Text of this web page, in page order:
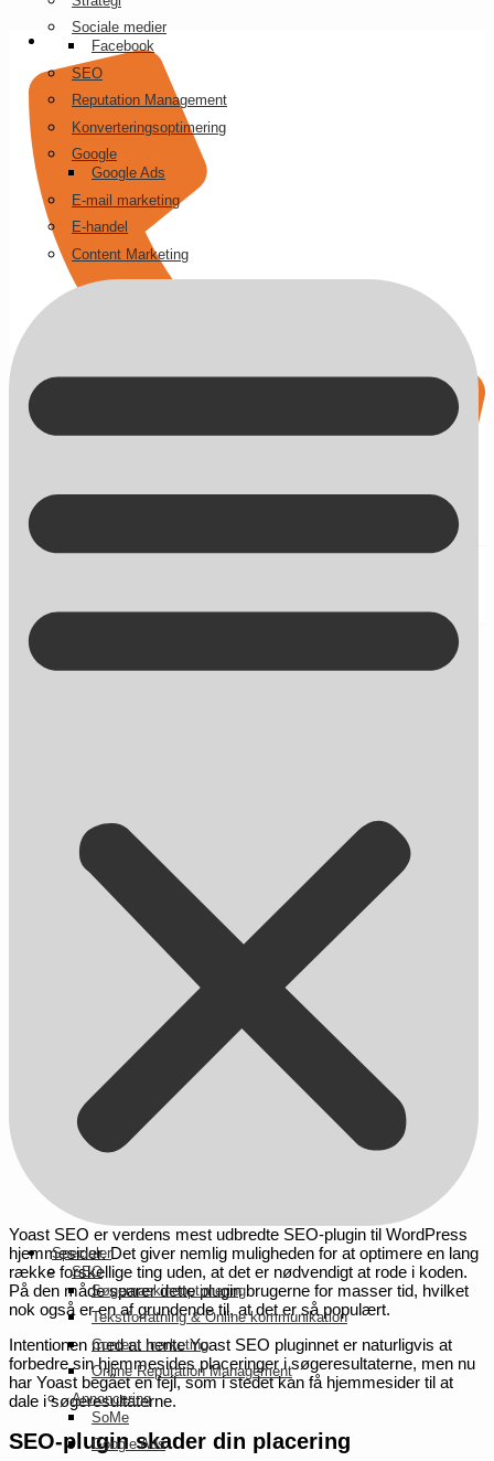
Kontakt på +45 70 13 63 23
Sociale medier
Facebook
SEO
Reputation Management
Konverteringsoptimering
Google
Google Ads
E-mail marketing
E-handel
Content Marketing
Specialer
SEO
Søgemaskineoptimering
Tekstforfatning & Online kommunikation
Content marketing
Online Reputation Management
Annoncering
SoMe
Google Ads
Fejl i Yoast SEO-plugin kan skade din
Yoast SEO er verdens mest udbredte SEO-plugin til WordPress
hjemmesider. Det giver nemlig muligheden for at optimere en lang
række forskellige ting uden, at det er nødvendigt at rode i koden.
På den måde sparer dette plugin brugerne for masser tid, hvilket
nok også er en af grundende til, at det er så populært.
Intentionen med at hente Yoast SEO pluginnet er naturligvis at
forbedre sin hjemmesides placeringer i søgeresultaterne, men nu
har Yoast begået en fejl, som i stedet kan få hjemmesider til at
dale i søgeresultaterne.
SEO-plugin skader din placering